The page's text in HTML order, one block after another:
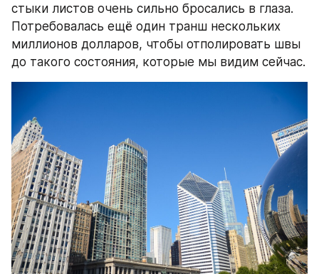
стыки листов очень сильно бросались в глаза.
Потребовалась ещё один транш нескольких
миллионов долларов, чтобы отполировать швы
до такого состояния, которые мы видим сейчас.